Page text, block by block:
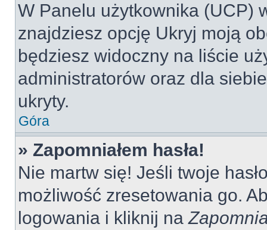
W Panelu użytkownika (UCP)
znajdziesz opcję Ukryj moją
będziesz widoczny na liście
administratorów oraz dla
ukryty.
Góra
» Zapomniałem hasła!
Nie martw się! Jeśli twoje
możliwość zresetowania go.
logowania i kliknij na